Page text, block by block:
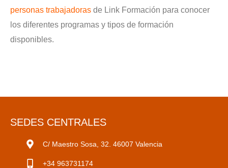
personas trabajadoras de Link Formación para conocer
los diferentes programas y tipos de formación
disponibles.
SEDES CENTRALES
C/ Maestro Sosa, 32. 46007 Valencia
+34 963731174